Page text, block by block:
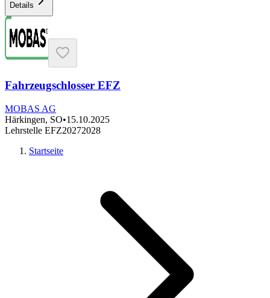
Details
Fahrzeugschlosser EFZ
MOBAS AG
Härkingen, SO•15.10.2025
Lehrstelle EFZ20272028
Startseite